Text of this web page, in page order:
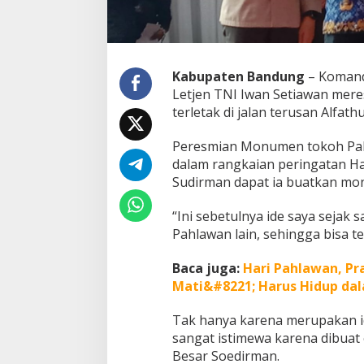
i
b
a
t
k
a
M
o
n
u
e
n
e
h
a
n
Kabupaten Bandung –
Letjen TNI Iwan Setiawan
terletak di jalan terusan
Peresmian Monumen tokoh
dalam rangkaian peringatan
Sudirman dapat ia buatkan
“Ini sebetulnya ide saya sejak
Pahlawan lain, sehingga bisa
Baca juga: Hari Pahlawan,
Mati&#8221; Harus Hidup
Tak hanya karena merupakan
sangat istimewa karena dibuat
Besar Soedirman.